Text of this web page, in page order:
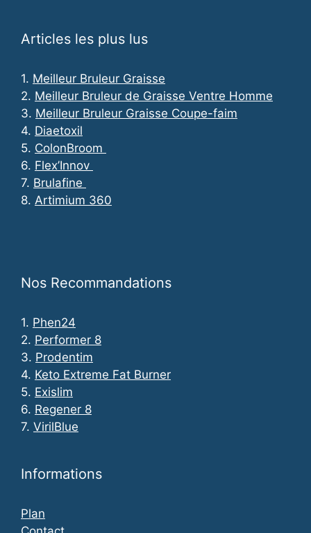
Articles les plus lus
1. Meilleur Bruleur Graisse
2. Meilleur Bruleur de Graisse Ventre Homme
3. Meilleur Bruleur Graisse Coupe-faim
4. Diaetoxil
5. ColonBroom
6. Flex’Innov
7. Brulafine
8. Artimium 360
Nos Recommandations
1. Phen24
2. Performer 8
3. Prodentim
4. Keto Extreme Fat Burner
5. Exislim
6. Regener 8
7. VirilBlue
Informations
Plan